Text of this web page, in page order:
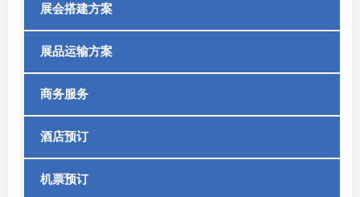
展会搭建方案
展品运输方案
商务服务
酒店预订
机票预订